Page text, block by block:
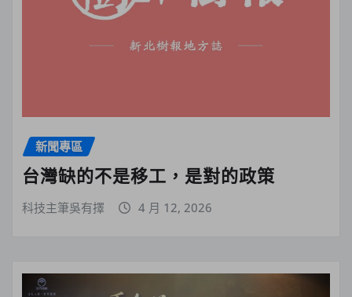
新聞專區
台灣缺的不是移工，是對的政策
科技主筆吳有擇 4 月 12, 2026